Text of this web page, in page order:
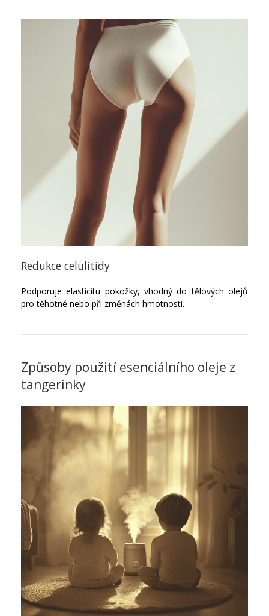
Redukce celulitidy
Podporuje elasticitu pokožky, vhodný do tělových olejů
pro těhotné nebo při změnách hmotnosti.
Způsoby použití esenciálního oleje z
tangerinky